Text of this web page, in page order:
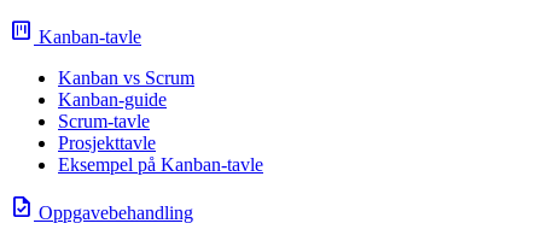
view_kanban Kanban-tavle
Kanban vs Scrum
Kanban-guide
Scrum-tavle
Prosjekttavle
Eksempel på Kanban-tavle
task Oppgavebehandling